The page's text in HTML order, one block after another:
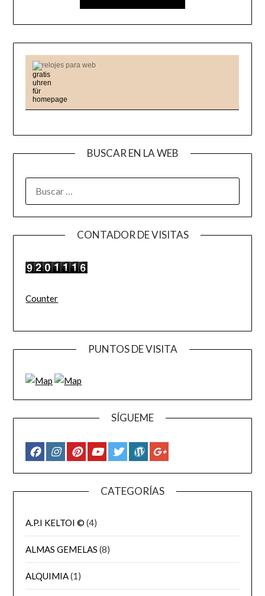
relojes para web
BUSCAR EN LA WEB
CONTADOR DE VISITAS
Counter
PUNTOS DE VISITA
SÍGUEME
CATEGORÍAS
A.P.I KELTOI © (4)
ALMAS GEMELAS (8)
ALQUIMIA(1)